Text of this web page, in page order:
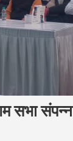
सभा संपन्न